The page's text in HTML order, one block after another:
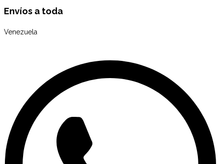
Envíos a toda
Venezuela